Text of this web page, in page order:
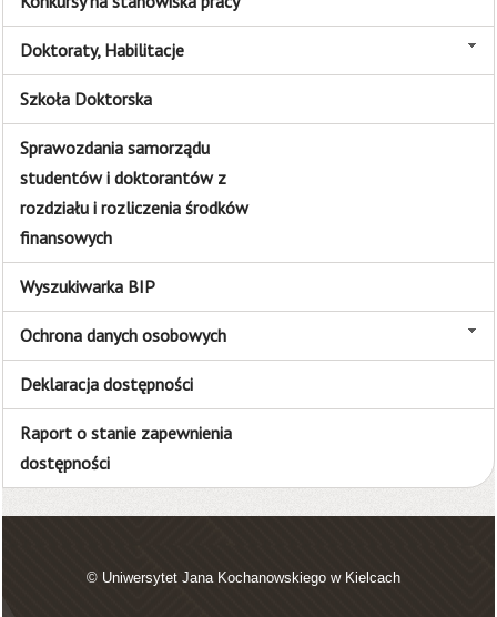
Doktoraty, Habilitacje
Szkoła Doktorska
Sprawozdania samorządu
studentów i doktorantów z
rozdziału i rozliczenia środków
finansowych
Wyszukiwarka BIP
Ochrona danych osobowych
Deklaracja dostępności
Raport o stanie zapewnienia
dostępności
© Uniwersytet Jana Kochanowskiego w Kielcach